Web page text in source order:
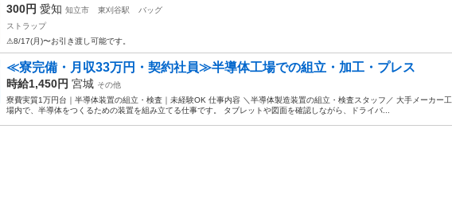
300円 愛知 知立市 東刈谷駅
バッグ
ストラップ
⚠︎8/17(月)〜お引き渡し可能です。
≪寮完備・月収33万円・契約社員≫半導体工場での組立・加工・プレス
時給1,450円 宮城 その他
寮費実質1万円台｜半導体装置の組立・検査｜未経験OK 仕事内容 ＼半導体製造装置の組立・検査スタッフ／ 大手メーカー工
場内で、半導体をつくるための装置を組み立てる仕事です。 タブレットや図面を確認しながら、ドライバ...